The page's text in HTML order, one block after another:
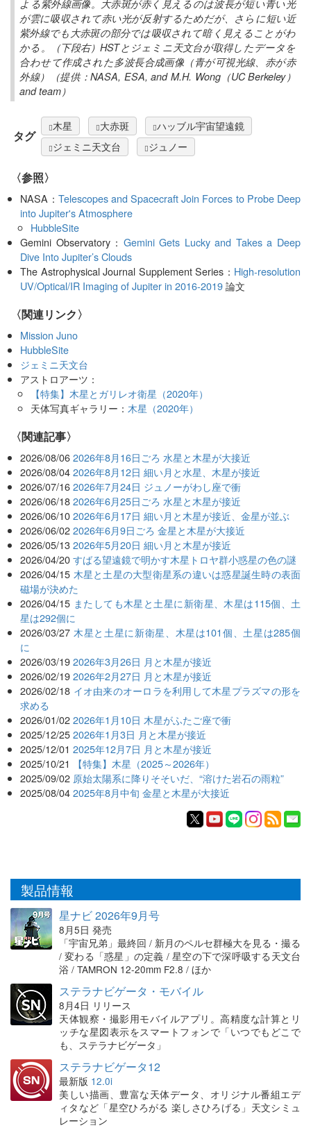
よる紫外線画像。大赤斑が赤く見えるのは波長が短い青い光
が雲に吸収されて赤い光が反射するためだが、さらに短い近
紫外線でも大赤斑の部分では吸収されて暗く見えることがわ
かる。（下段右）HSTとジェミニ天文台が取得したデータを
合わせて作成された多波長合成画像（青が可視光線、赤が赤
外線）（提供：NASA, ESA, and M.H. Wong（UC Berkeley）
and team）
タグ
木星 大赤斑
ハッブル宇宙望遠鏡
ジェミニ天文台
ジュノー
〈参照〉
NASA： Telescopes and Spacecraft Join Forces to Probe Deep
into Jupiter's Atmosphere
HubbleSite
Gemini Observatory： Gemini Gets Lucky and Takes a Deep
Dive Into Jupiter’s Clouds
The Astrophysical Journal Supplement Series： High-resolution
UV/Optical/IR Imaging of Jupiter in 2016-2019論文
〈関連リンク〉
Mission Juno
HubbleSite
ジェミニ天文台
アストロアーツ：
【特集】木星とガリレオ衛星（2020年）
天体写真ギャラリー： 木星（2020年）
関連記事
2026/08/06 2026年8月16日ごろ 水星と木星が大接近
2026/08/04 2026年8月12日 細い月と水星、木星が接近
2026/07/16 2026年7月24日 ジュノーがわし座で衝
2026/06/18 2026年6月25日ごろ 水星と木星が接近
2026/06/10 2026年6月17日 細い月と木星が接近、金星が並ぶ
2026/06/02 2026年6月9日ごろ 金星と木星が大接近
2026/05/13 2026年5月20日 細い月と木星が接近
2026/04/20 すばる望遠鏡で明かす木星トロヤ群小惑星の色の謎
2026/04/15 木星と土星の大型衛星系の違いは惑星誕生時の表面
磁場が決めた
2026/04/15 またしても木星と土星に新衛星、木星は115個、土
星は292個に
2026/03/27 木星と土星に新衛星、木星は101個、土星は285個
に
2026/03/19 2026年3月26日 月と木星が接近
2026/02/19 2026年2月27日 月と木星が接近
2026/02/18 イオ由来のオーロラを利用して木星プラズマの形を
求める
2026/01/02 2026年1月10日 木星がふたご座で衝
2025/12/25 2026年1月3日 月と木星が接近
2025/12/01 2025年12月7日 月と木星が接近
2025/10/21
【特集】木星（2025～2026年）
2025/09/02 原始太陽系に降りそそいだ、“溶けた岩石の雨粒”
2025/08/04 2025年8月中旬 金星と木星が大接近
製品情報
星ナビ 2026年9月号
8月5日 発売
「宇宙兄弟」最終回 / 新月のペルセ群極大を見る・撮る
/ 変わる「惑星」の定義 / 星空の下で深呼吸する天文台
浴 / TAMRON 12-20mm F2.8 / ほか
ステラナビゲータ・モバイル
8月4日 リリース
天体観察・撮影用モバイルアプリ。高精度な計算とリ
ッチな星図表示をスマートフォンで「いつでもどこで
も、ステラナビゲータ」
ステラナビゲータ12
最新版 12.0i
美しい描画、豊富な天体データ、オリジナル番組エデ
ィタなど「星空ひろがる 楽しさひろげる」天文シミュ
レーション